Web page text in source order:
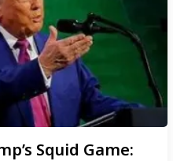
Squid Game: